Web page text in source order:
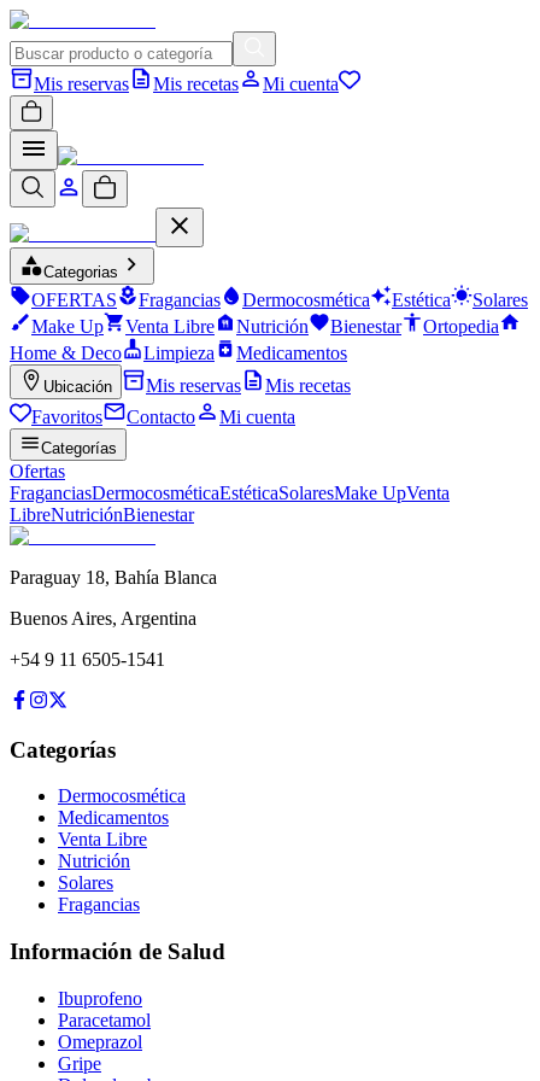
Mis reservas Mis recetas Mi cuenta
Categorias
OFERTAS Fragancias Dermocosmética Estética
Solares
Make Up
Venta Libre Nutrición Bienestar
Ortopedia
Home & Deco
Limpieza Medicamentos
Ubicación Mis reservas
Mis recetas
Favoritos
Contacto Mi cuenta
Categorías
Ofertas
FraganciasDermocosméticaEstéticaSolaresMake UpVenta
LibreNutriciónBienestar
Paraguay 18, Bahía Blanca
Buenos Aires, Argentina
+54 9 11 6505-1541
Categorías
Dermocosmética
Medicamentos
Venta Libre
Nutrición
Solares
Fragancias
Información de Salud
Ibuprofeno
Paracetamol
Omeprazol
Gripe